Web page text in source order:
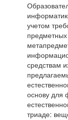
учетом
предметных
средствам
основу для
триаде: